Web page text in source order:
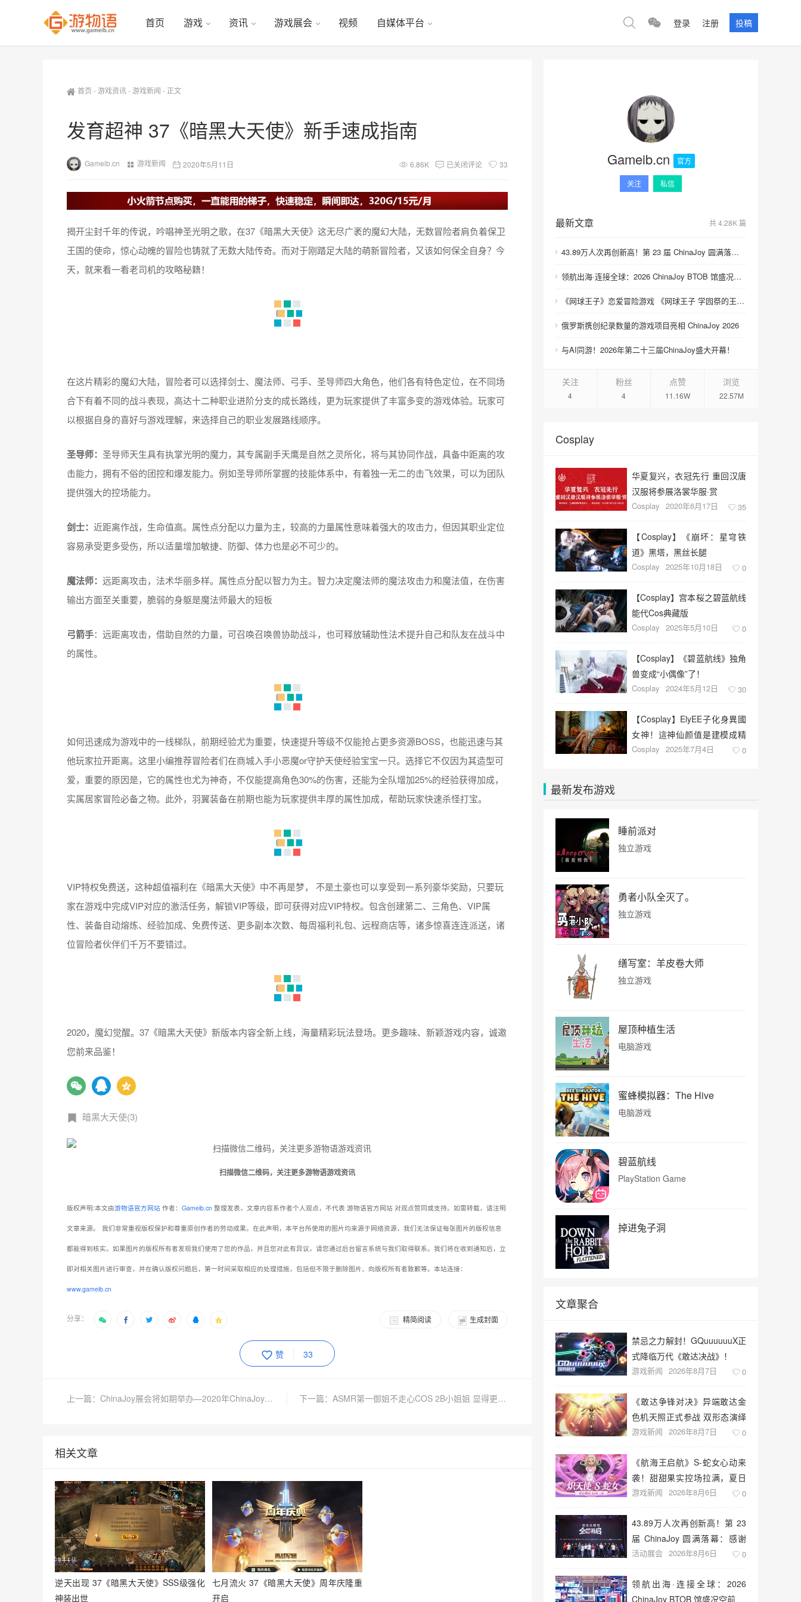
首页 游戏 资讯 游戏展会 视频 自媒体平台 登录 注册 投稿
首页 -游戏资讯-游戏新闻 - 正文
发育超神 37《暗黑大天使》新手速成指南
Gameib.cn 游戏新闻 2020年5月11日 6.86K 已关闭评论 33
揭开尘封千年的传说，吟唱神圣光明之歌，在37《暗黑大天使》这无尽广袤的魔幻大陆，无数冒险者肩负着保卫
王国的使命，惊心动魄的冒险也铸就了无数大陆传奇。而对于刚踏足大陆的萌新冒险者，又该如何保全自身？今
天，就来看一看老司机的攻略秘籍！
在这片精彩的魔幻大陆，冒险者可以选择剑士、魔法师、弓手、圣导师四大角色，他们各有特色定位，在不同场
合下有着不同的战斗表现，高达十二种职业进阶分支的成长路线，更为玩家提供了丰富多变的游戏体验。玩家可
以根据自身的喜好与游戏理解，来选择自己的职业发展路线顺序。
圣导师： 圣导师天生具有执掌光明的魔力，其专属副手天鹰是自然之灵所化，将与其协同作战，具备中距离的攻
击能力，拥有不俗的团控和爆发能力。例如圣导师所掌握的技能体系中，有着独一无二的击飞效果，可以为团队
提供强大的控场能力。
剑士： 近距离作战，生命值高。属性点分配以力量为主，较高的力量属性意味着强大的攻击力，但因其职业定位
容易承受更多受伤，所以适量增加敏捷、防御、体力也是必不可少的。
魔法师： 远距离攻击，法术华丽多样。属性点分配以智力为主。智力决定魔法师的魔法攻击力和魔法值，在伤害
输出方面至关重要，脆弱的身躯是魔法师最大的短板
弓箭手：远距离攻击，借助自然的力量，可召唤召唤兽协助战斗，也可释放辅助性法术提升自己和队友在战斗中
的属性。
如何迅速成为游戏中的一线梯队，前期经验尤为重要，快速提升等级不仅能抢占更多资源BOSS，也能迅速与其
他玩家拉开距离。这里小编推荐冒险者们在商城入手小恶魔or守护天使经验宝宝一只。选择它不仅因为其造型可
爱，重要的原因是，它的属性也尤为神奇，不仅能提高角色30%的伤害，还能为全队增加25%的经验获得加成，
实属居家冒险必备之物。此外，羽翼装备在前期也能为玩家提供丰厚的属性加成，帮助玩家快速杀怪打宝。
VIP特权免费送，这种超值福利在《暗黑大天使》中不再是梦， 不是土豪也可以享受到一系列豪华奖励，只要玩
家在游戏中完成VIP对应的激活任务，解锁VIP等级，即可获得对应VIP特权。包含创建第二、三角色、VIP属
性、装备自动熔炼、经验加成、免费传送、更多副本次数、每周福利礼包、远程商店等，诸多惊喜连连派送，诸
位冒险者伙伴们千万不要错过。
2020，魔幻觉醒。37《暗黑大天使》新版本内容全新上线，海量精彩玩法登场。更多趣味、新颖游戏内容，诚邀
您前来品鉴！
暗黑大天使(3)
扫描微信二维码，关注更多游物语游戏资讯
版权声明:本文由游物语官方网站 作者： Gameib.cn 整理发表，文章内容系作者个人观点，不代表 游物语官方网站 对观点赞同或支持。如需转载，请注明
文章来源。 我们非常重视版权保护和尊重原创作者的劳动成果。在此声明，本平台所使用的图片均来源于网络资源，我们无法保证每张图片的版权信息
都能得到核实。如果图片的版权所有者发现我们使用了您的作品，并且您对此有异议，请您通过后台留言系统与我们取得联系。我们将在收到通知后，立
即对相关图片进行审查，并在确认版权问题后，第一时间采取相应的处理措施，包括但不限于删除图片、向版权所有者致歉等。本站连接：
www.gameib.cn
分享： 生成封面
精简阅读
赞 33
上一篇：ChinaJoy展会将如期举办—2020年ChinaJoy召开首次新闻发布会 下一篇：ASMR第一御姐不走心COS 2B小姐姐 显得更加性感 魅惑！
相关文章
逆天出现 37《暗黑大天使》SSS级强化
神装出世
七月流火 37《暗黑大天使》周年庆隆重
开启
Gameib.cn 官方
关注 私信
最新文章 共 4.28K 篇
43.89万人次再创新高！第 23 届 ChinaJoy 圆满落幕：感谢有你，共赴这场“与 AI 同游”的盛夏之约
领航出海·连接全球：2026 ChinaJoy BTOB 馆盛况空前
《网球王子》恋爱冒险游戏 《网球王子 学园祭的王子们 ♡-40 and more…》与《网球王子 心跳求生 Tie break ♡game》发售
俄罗斯携创纪录数量的游戏项目亮相 ChinaJoy 2026
与AI同游！2026年第二十三届ChinaJoy盛大开幕！
关注
4
粉丝
4
点赞
11.16W
浏览
22.57M
Cosplay
华夏复兴，衣冠先行 重回汉唐
汉服将参展洛裳华服·赏
Cosplay 2020年6月17日 35
【Cosplay】《崩坏：星穹铁
道》黑塔，黑丝长腿
Cosplay 2025年10月18日 0
【Cosplay】宫本桜之碧蓝航线
能代Cos典藏版
Cosplay 2025年5月10日 0
【Cosplay】《​碧蓝航线》独角
兽变成“小偶像”了！
Cosplay 2024年5月12日 30
【Cosplay】ElyEE子化身異國
女神！這神仙颜值是建模成精
了？！
Cosplay 2025年7月4日 0
最新发布游戏
睡前派对
独立游戏
勇者小队全灭了。
独立游戏
缮写室：羊皮卷大师
独立游戏
屋顶种植生活
电脑游戏
蜜蜂模拟器：The Hive
电脑游戏
碧蓝航线
PlayStation Game
掉进兔子洞
文章聚合
禁忌之力解封！GQuuuuuuX正
式降临万代《敢达决战》！
游戏新闻 2026年8月7日 0
《敢达争锋对决》异端敢达金
色机天照正式参战 双形态演绎
空中战技
游戏新闻 2026年8月7日 0
《航海王启航》S-蛇女心动来
袭！甜甜果实控场拉满，夏日
盛宴开启
游戏新闻 2026年8月6日 0
43.89万人次再创新高！第 23
届 ChinaJoy 圆满落幕：感谢
有你，共赴这场“与 AI 同游”的
活动展会 2026年8月6日 0
领航出海·连接全球：2026
ChinaJoy BTOB 馆盛况空前